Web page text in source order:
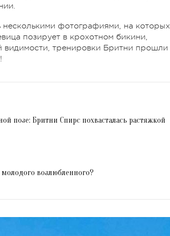
фотографиями, на которых
позирует в крохотном бикини,
видимости, тренировки Бритни прошли
позе: Бритни Спирс похвасталась растяжкой
возлюбленного?